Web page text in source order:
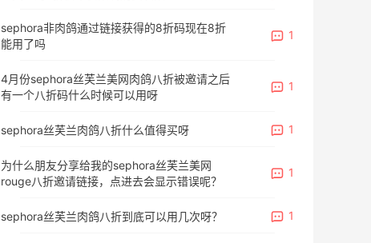
sephora非肉鸽通过链接获得的8折码现在8折
能用了吗
1
4月份sephora丝芙兰美网肉鸽八折被邀请之后
有一个八折码什么时候可以用呀
1
sephora丝芙兰肉鸽八折什么值得买呀 1
为什么朋友分享给我的sephora丝芙兰美网
rouge八折邀请链接，点进去会显示错误呢？
1
sephora丝芙兰肉鸽八折到底可以用几次呀？ 1